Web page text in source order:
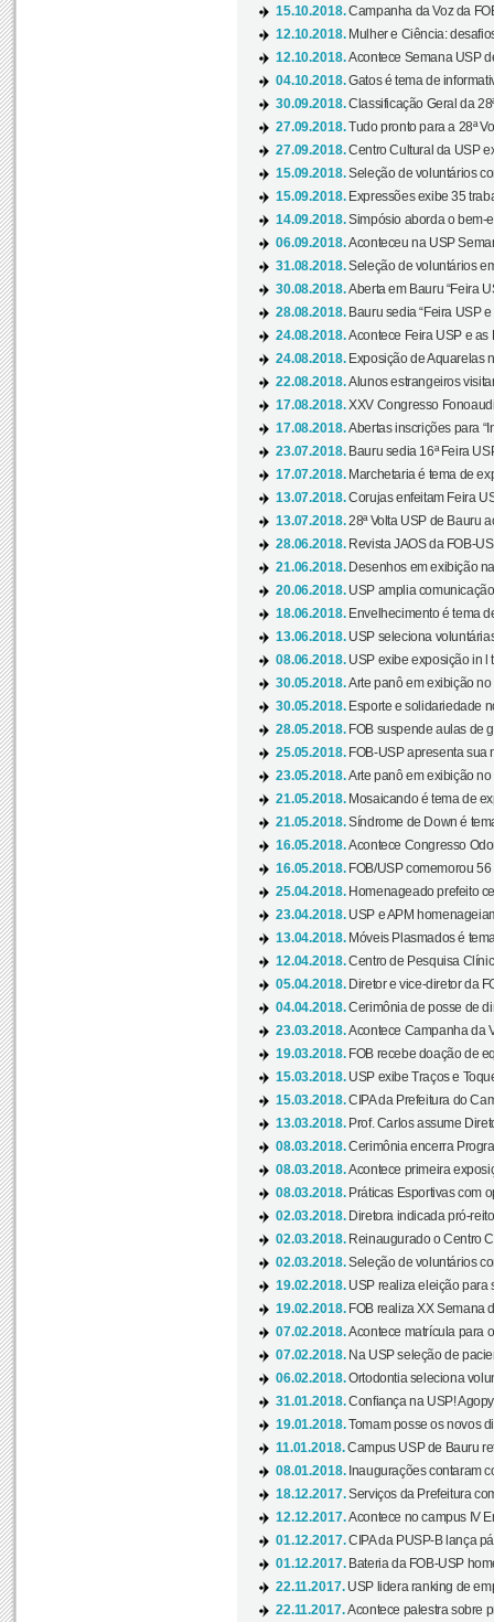
15.10.2018.Campanha da Voz da
12.10.2018. Mulher e Ciência:
12.10.2018.Acontece Semana USP
04.10.2018.Gatos é tema de
30.09.2018.Classificação Geral da
27.09.2018.Tudo pronto para a 28ª
27.09.2018.Centro Cultural da USP
15.09.2018.Seleção de voluntários
15.09.2018. Expressões exibe 35
14.09.2018.Simpósio aborda o bem-
06.09.2018.Aconteceu na USP
31.08.2018.Seleção de voluntários
30.08.2018.Aberta em Bauru “Feira
28.08.2018. Bauru sedia “Feira USP
24.08.2018.Acontece Feira USP e as
24.08.2018. Exposição de Aquarelas
22.08.2018.Alunos estrangeiros
17.08.2018.XXV Congresso
17.08.2018.Abertas inscrições para
23.07.2018. Bauru sedia 16ª Feira
17.07.2018. Marchetaria é tema de
13.07.2018.Corujas enfeitam Feira
13.07.2018.28ª Volta USP de Bauru
28.06.2018. Revista JAOS da FOB-
21.06.2018. Desenhos em exibição
20.06.2018. USP amplia
18.06.2018. Envelhecimento é tema
13.06.2018. USP seleciona
08.06.2018. USP exibe exposição in l
30.05.2018.Arte panô em exibição no
30.05.2018. Esporte e solidariedade
28.05.2018. FOB suspende aulas de
25.05.2018. FOB-USP apresenta sua
23.05.2018.Arte panô em exibição no
21.05.2018. Mosaicando é tema de
21.05.2018.Síndrome de Down é
16.05.2018.Acontece Congresso
16.05.2018. FOB/USP comemorou
25.04.2018. Homenageado prefeito
23.04.2018. USP e APM
13.04.2018. Móveis Plasmados é
12.04.2018.Centro de Pesquisa
05.04.2018. Diretor e vice-diretor da
04.04.2018.Cerimônia de posse de
23.03.2018.Acontece Campanha da
19.03.2018. FOB recebe doação de
15.03.2018. USP exibe Traços e
15.03.2018.CIPA da Prefeitura do
13.03.2018. Prof. Carlos assume
08.03.2018.Cerimônia encerra
08.03.2018.Acontece primeira
08.03.2018. Práticas Esportivas com
02.03.2018. Diretora indicada pró-
02.03.2018. Reinaugurado o Centro
02.03.2018.Seleção de voluntários
19.02.2018. USP realiza eleição para
19.02.2018. FOB realiza XX Semana
07.02.2018.Acontece matrícula para
07.02.2018. Na USP seleção de
06.02.2018.Ortodontia seleciona
31.01.2018.Confiança na USP!
19.01.2018.Tomam posse os novos
11.01.2018.Campus USP de Bauru
08.01.2018. Inaugurações contaram
18.12.2017.Serviços da Prefeitura
12.12.2017.Acontece no campus IV
01.12.2017.CIPA da PUSP-B lança
01.12.2017. Bateria da FOB-USP
22.11.2017. USP lidera ranking de
22.11.2017.Acontece palestra sobre